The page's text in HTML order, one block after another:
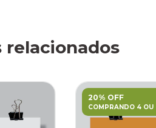
relacionados
20% OFF
COMPRANDO 4 OU